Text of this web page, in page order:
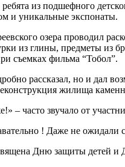
из подшефного
и уникальные экспонаты.
озера проводил
из глины, предметы из
съемках фильма “Тобол”.
рассказал, но и дал
жилища
– часто звучало от
! Даже не
Дню защиты детей и